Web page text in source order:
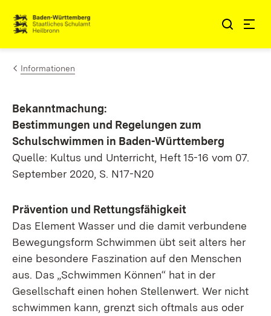
Zum Inhalt springen
Link zur Startseite
Informationen
Bekanntmachung:
Bestimmungen und Regelungen zum
Schulschwimmen in Baden-Württemberg
Quelle: Kultus und Unterricht, Heft 15-16 vom 07.
September 2020, S. N17-N20
Prävention und Rettungsfähigkeit
Das Element Wasser und die damit verbundene
Bewegungsform Schwimmen übt seit alters her
eine besondere Faszination auf den Menschen
aus. Das „Schwimmen Können“ hat in der
Gesellschaft einen hohen Stellenwert. Wer nicht
schwimmen kann, grenzt sich oftmals aus oder